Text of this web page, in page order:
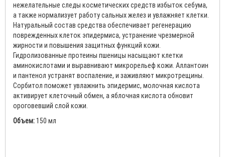
нежелательные следы косметических средств избыток себума,
а также нормализует работу сальных желез и увлажняет клетки.
Натуральный состав средства обеспечивает регенерацию
поврежденных клеток эпидермиса, устранение чрезмерной
жирности и повышения защитных функций кожи.
Гидролизованные протеины пшеницы насыщают клетки
аминокислотами и выравнивают микрорельеф кожи. Аллантоин
и пантенол устранят воспаление, и заживляют микротрещины.
Сорбитол поможет увлажнить эпидермис, молочная кислота
активирует клеточный обмен, а яблочная кислота обновит
ороговевший слой кожи.
Объем:150 мл